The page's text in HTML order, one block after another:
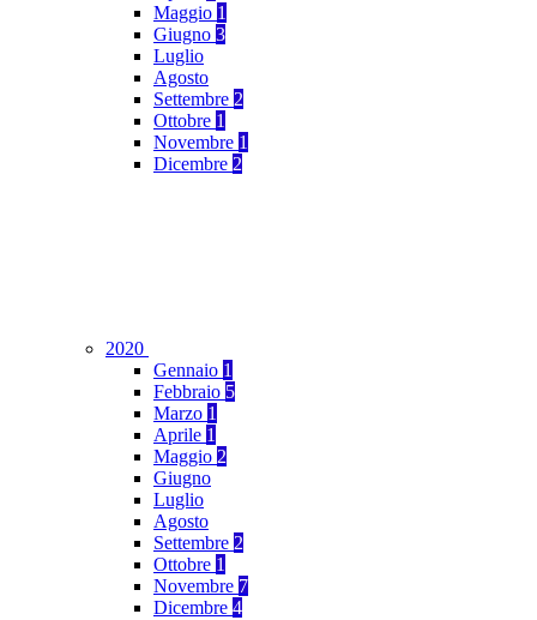
Maggio 1
Giugno 3
Luglio
Agosto
Settembre 2
Ottobre 1
Novembre 1
Dicembre 2
2020
Gennaio 1
Febbraio 5
Marzo 1
Aprile 1
Maggio 2
Giugno
Luglio
Agosto
Settembre 2
Ottobre 1
Novembre 7
Dicembre 4